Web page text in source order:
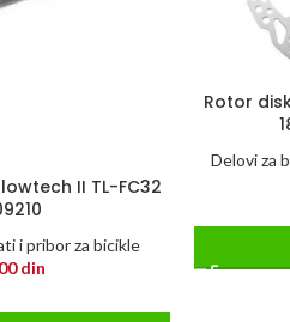
II TL-FC32
i pribor za bicikle
din
Rotor
Delovi za